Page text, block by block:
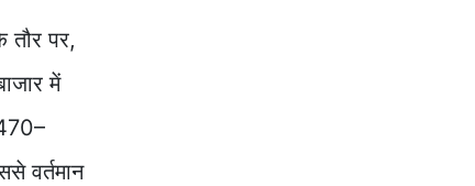
पर,
में
वर्तमान